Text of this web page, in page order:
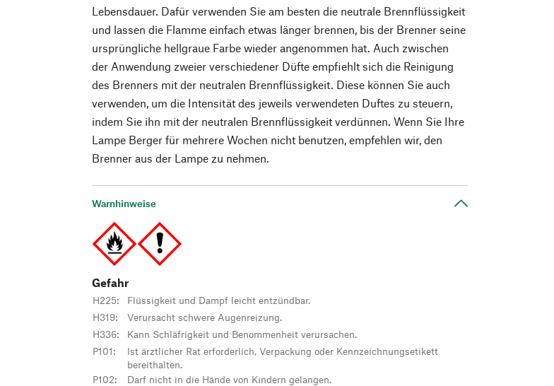
Lebensdauer. Dafür verwenden Sie am besten die neutrale Brennflüssigkeit
und lassen die Flamme einfach etwas länger brennen, bis der Brenner seine
ursprüngliche hellgraue Farbe wieder angenommen hat. Auch zwischen
der Anwendung zweier verschiedener Düfte empfiehlt sich die Reinigung
des Brenners mit der neutralen Brennflüssigkeit. Diese können Sie auch
verwenden, um die Intensität des jeweils verwendeten Duftes zu steuern,
indem Sie ihn mit der neutralen Brennflüssigkeit verdünnen. Wenn Sie Ihre
Lampe Berger für mehrere Wochen nicht benutzen, empfehlen wir, den
Brenner aus der Lampe zu nehmen.
Warnhinweise
Gefahr
H225:
Flüssigkeit und Dampf leicht entzündbar.
H319:
Verursacht schwere Augenreizung.
H336:
Kann Schläfrigkeit und Benommenheit verursachen.
P101:
Ist ärztlicher Rat erforderlich, Verpackung oder Kennzeichnungsetikett
bereithalten.
P102:
Darf nicht in die Hände von Kindern gelangen.